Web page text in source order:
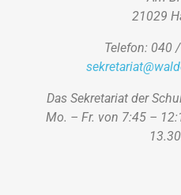
21029
Telefon: 040
Das Sekretariat der
Mo. – Fr. von 7:45 –